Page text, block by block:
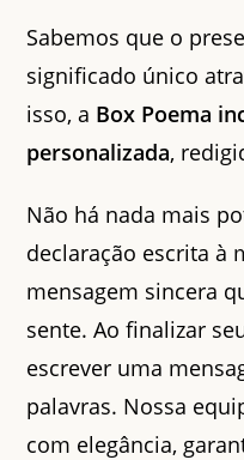
Sabemos que o
significado único
isso, a Box Poema
personalizada,
Não há nada mais
declaração escrita à
mensagem sincera
sente. Ao finalizar
escrever uma
palavras. Nossa
com elegância,